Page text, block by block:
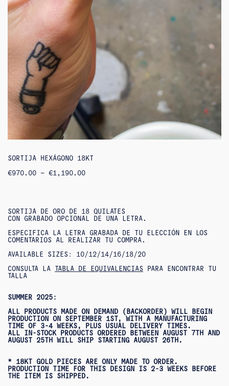
SORTIJA HEXÁGONO 18KT
€970.00 – €1,190.00RANGO
€
A
1.190,00
SORTIJA DE ORO DE 18 QUILATES
CON GRABADO OPCIONAL DE UNA LETRA.
ESPECIFICA LA LETRA GRABADA DE TU ELECCIÓN EN LOS
COMENTARIOS AL REALIZAR TU COMPRA.
AVAILABLE SIZES: 10/12/14/16/18/20
CONSULTA LA TABLA DE EQUIVALENCIAS PARA ENCONTRAR TU
TALLA
SUMMER 2025:
ALL PRODUCTS MADE ON DEMAND (BACKORDER) WILL BEGIN
PRODUCTION ON SEPTEMBER 1ST, WITH A MANUFACTURING
TIME OF 3-4 WEEKS, PLUS USUAL DELIVERY TIMES.
ALL IN-STOCK PRODUCTS ORDERED BETWEEN AUGUST 7TH AND
AUGUST 25TH WILL SHIP STARTING AUGUST 26TH.
* 18KT GOLD PIECES ARE ONLY MADE TO ORDER.
PRODUCTION TIME FOR THIS DESIGN IS 2-3 WEEKS BEFORE
THE ITEM IS SHIPPED.